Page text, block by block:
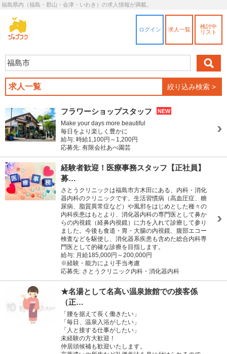
福島県内（福島・郡山・会津・いわき）の求人情報が満載。
ログイン 求人一覧
検討中
リスト
求人一覧 絞り込み検索 >
フラワーショップスタッフ NEW
Make your days more beautiful
毎日をより楽しく豊かに
給与: 時給1,100円～1,200円
応募先: 有限会社あべ園芸
経験者歓迎！医療事務スタッフ【正社員】
募…
さとうクリニックは福島市方木田にある、内科・消化
器内科のクリニックです。生活習慣病（高血圧症、糖
尿病、脂質異常症など）や風邪をはじめとした種々の
内科疾患はもとより、消化器内科の専門医として鼻か
らの内視鏡（経鼻内視鏡）に力を入れて診療して参り
ました。今後も食道・胃・大腸の内視鏡、腹部エコー
検査などを駆使し、消化器系疾患も含めた総合内科専
門医として的確な診療を目指します。
給与: 月給185,000円～200,000円
※経験・能力により手当考慮
応募先: さとうクリニック内科・消化器内科
★名湯として名高い温泉旅館での接客係
（正…
「腰を据えて長く働きたい」
「毎日、温泉入浴がしたい」
「人と接する仕事がしたい」
未経験の方大歓迎！
仲居頭候補も歓迎いたします。